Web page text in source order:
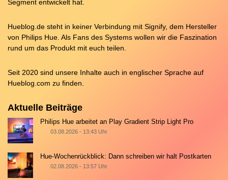
Segment entwickelt hat.
Hueblog.de steht in keiner Verbindung mit Signify, dem Hersteller
von Philips Hue. Als Fans des Systems wollen wir die Faszination
rund um das Produkt mit euch teilen.
Seit 2020 sind unsere Inhalte auch in englischer Sprache auf
Hueblog.com zu finden.
Aktuelle Beiträge
Philips Hue arbeitet an Play Gradient Strip Light Pro
03.08.2026 - 13:43 Uhr
Hue-Wochenrückblick: Dann schreiben wir halt Postkarten
02.08.2026 - 13:57 Uhr